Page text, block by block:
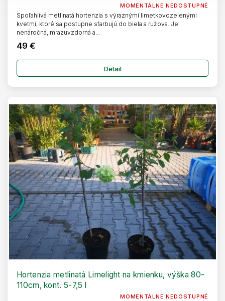
MOMENTÁLNE NEDOSTUPNÉ
49 €
Detail
Spoľahlivá metlinatá hortenzia s výraznými limetkovozelenými
kvetmi, ktoré sa postupne sfarbujú do biela a ružova. Je
nenáročná, mrazuvzdorná a...
Hortenzia metlinatá Limelight na kmienku, výška 80-
110cm, kont. 5-7,5 l
MOMENTÁLNE NEDOSTUPNÉ